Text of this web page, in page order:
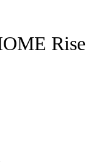
Rise